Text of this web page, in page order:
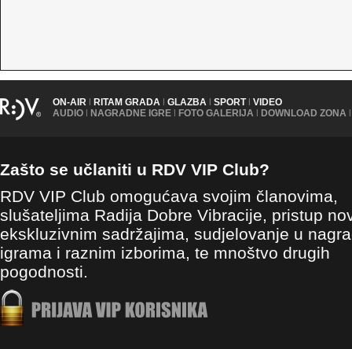
ON-AIR | RITAM GRADA | GLAZBA | SPORT | VIDEO
AUDIO | NAGRADNE IGRE | FOTO GALERIJA | DOWNLOAD ZONA |
Zašto se učlaniti u RDV VIP Club?
RDV VIP Club omogućava svojim članovima,
slušateljima Radija Dobre Vibracije, pristup
ekskluzivnim sadržajima, sudjelovanje u
igrama i raznim izborima, te mnoštvo drugih
pogodnosti.